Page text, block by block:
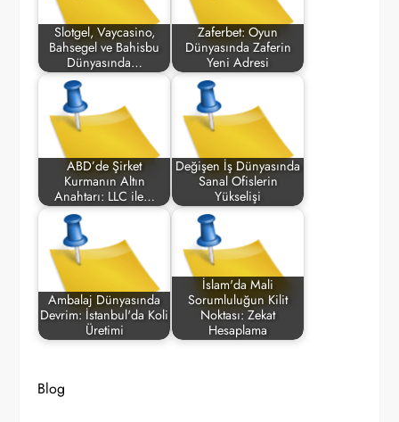
Slotgel, Vaycasino,
Bahsegel ve Bahisbu
Dünyasında…
Zaferbet: Oyun
Dünyasında Zaferin
Yeni Adresi
ABD’de Şirket
Kurmanın Altın
Anahtarı: LLC ile…
Değişen İş Dünyasında
Sanal Ofislerin
Yükselişi
Ambalaj Dünyasında
Devrim: İstanbul'da Koli
Üretimi
İslam'da Mali
Sorumluluğun Kilit
Noktası: Zekat
Hesaplama
Blog